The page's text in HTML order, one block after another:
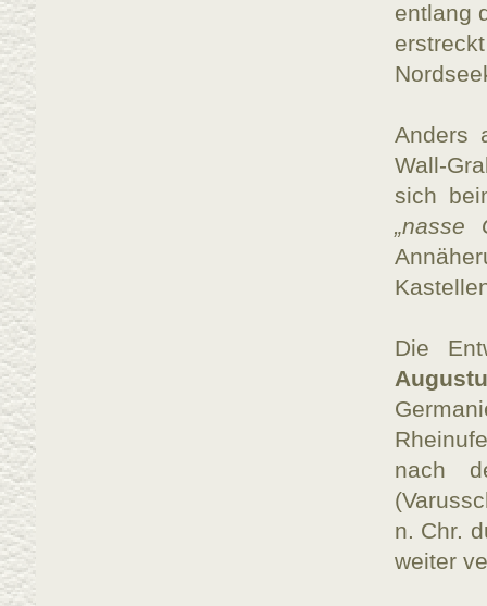
entlang
Anders
Wall-
sich
„nasse
Die
nach
n. Chr.
weiter